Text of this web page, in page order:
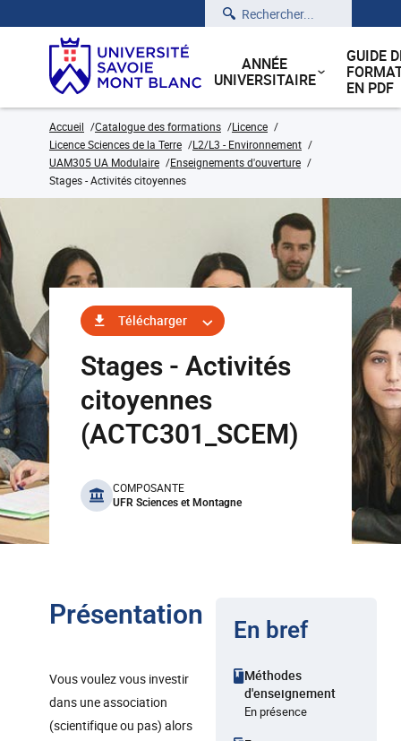
Rechercher
ANNÉE
UNIVERSITAIRE
GUIDE
EN PDF
Accueil Catalogue des formations
Licence
Licence Sciences de la Terre
L2/L3 - Environnement
UAM305 UA Modulaire
Enseignements d'ouverture
Stages - Activités citoyennes
Télécharger
Stages - Activités
citoyennes
(ACTC301_SCEM)
benefits
COMPOSANTE
UFR Sciences et Montagne
Présentation
Vous voulez vous investir
dans une association
(scientifique ou pas) alors
En bref
Méthodes
d'enseignement
En présence